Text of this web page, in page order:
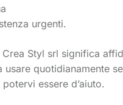
urgenti.
Styl srl significa
quotidianamente
essere d’aiuto.